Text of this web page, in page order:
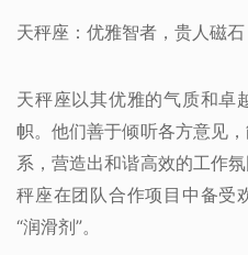
天秤座：优雅智者，贵人磁石
天秤座以其优雅的气质和卓
帜。他们善于倾听各方意见
系，营造出和谐高效的工作
秤座在团队合作项目中备受
“润滑剂”。